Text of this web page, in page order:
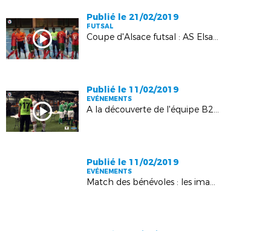
Publié le 21/02/2019
FUTSAL
Coupe d'Alsace futsal : AS Elsau Portugais 2 - Pfastatt futsal 2 : 7-8
Publié le 11/02/2019
EVÉNEMENTS
A la découverte de l'équipe B2-B3 de la section cécifoot du SC Schiltigheim !
Publié le 11/02/2019
EVÉNEMENTS
Match des bénévoles : les images de la soirée